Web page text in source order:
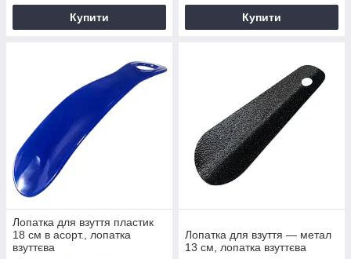
Купити Купити
Лопатка для взуття пластик
18 см в асорт., лопатка
взуттєва
Лопатка для взуття — метал
13 см, лопатка взуттєва